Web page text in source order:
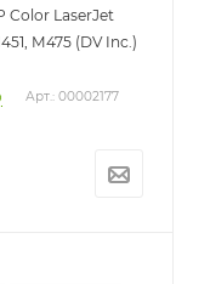
Color LaserJet
M475 (DV Inc.)
Арт.: 00002177